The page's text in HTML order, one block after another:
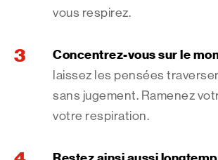
vous respirez.
Concentrez-vous sur le
laissez les pensées
sans jugement. Ramenez
votre respiration.